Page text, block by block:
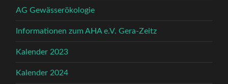
AG Gewässerökologie
Informationen zum AHA e.V. Gera-Zeitz
Kalender 2023
Kalender 2024